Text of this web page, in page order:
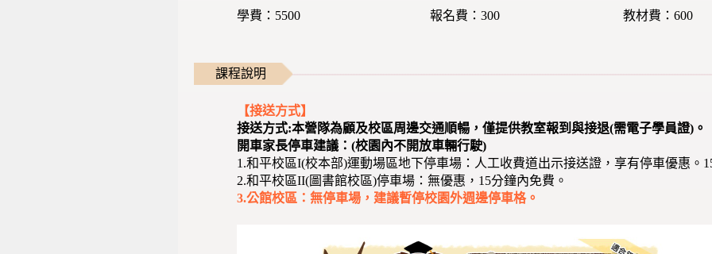
學費：5500 報名費：300 教材費：600
課程說明
【接送方式】
接送方式:本營隊為顧及校區周邊交通順暢，僅提供教室報到與接退(需電子學員證)。
開車家長停車建議：(校園內不開放車輛行駛)
1.和平校區I(校本部)運動場區地下停車場：人工收費道出示接送證，享有停車優惠。
2.和平校區II(圖書館校區)停車場：無優惠，15分鐘內免費。
3.公館校區：無停車場，建議暫停校園外週邊停車格。